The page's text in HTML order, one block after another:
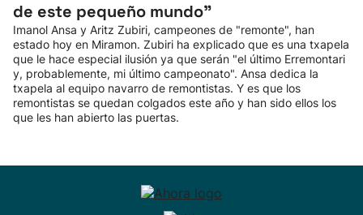
de este pequeño mundo”
Imanol Ansa y Aritz Zubiri, campeones de "remonte", han
estado hoy en Miramon. Zubiri ha explicado que es una txapela
que le hace especial ilusión ya que serán "el último Erremontari
y, probablemente, mi último campeonato". Ansa dedica la
txapela al equipo navarro de remontistas. Y es que los
remontistas se quedan colgados este año y han sido ellos los
que les han abierto las puertas.